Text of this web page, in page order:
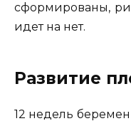
сформированы,
идет на нет.
Развитие
12 недель